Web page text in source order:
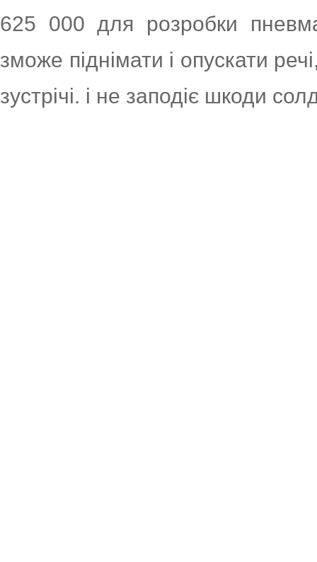
625 000 для розробки
зможе піднімати і опускати
зустрічі. і не заподіє шкоди